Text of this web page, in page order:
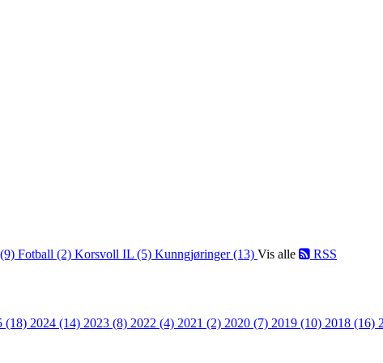
Fotball (2) Korsvoll IL (5) Kunngjøringer (13) Vis alle RSS
(18) 2024 (14) 2023 (8) 2022 (4) 2021 (2) 2020 (7) 2019 (10) 2018 (16)